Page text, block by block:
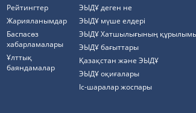
Рейтингтер
Жарияланымдар
Баспасөз
хабарламалары
Ұлттық
баяндамалар
ЭЫДҰ деген не
ЭЫДҰ мүше елдері
ЭЫДҰ Хатшылығының
ЭЫДҰ бағыттары
Қазақстан және ЭЫДҰ
ЭЫДҰ оқиғалары
Іс-шаралар жоспары